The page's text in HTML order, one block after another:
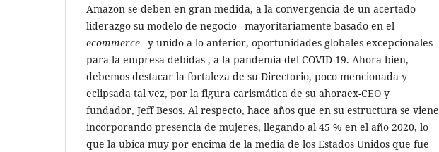
Amazon se deben en gran medida, a la convergencia de un acertado
liderazgo su modelo de negocio –mayoritariamente basado en el
ecommerce– y unido a lo anterior, oportunidades globales excepcionales
para la empresa debidas , a la pandemia del COVID-19. Ahora bien,
debemos destacar la fortaleza de su Directorio, poco mencionada y
eclipsada tal vez, por la figura carismática de su ahoraex-CEO y
fundador, Jeff Besos. Al respecto, hace años que en su estructura se viene
incorporando presencia de mujeres, llegando al 45 % en el año 2020, lo
que la ubica muy por encima de la media de los Estados Unidos que fue